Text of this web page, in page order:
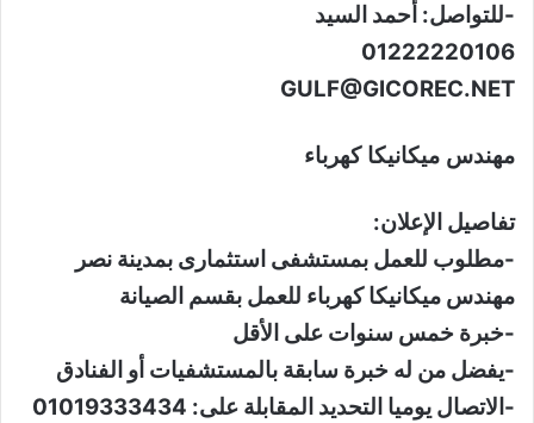
-للتواصل: أحمد السيد
01222220106
GULF@GICOREC.NET
مهندس ميكانيكا كهرباء
تفاصيل الإعلان:
-مطلوب للعمل بمستشفى استثمارى بمدينة نصر
مهندس ميكانيكا كهرباء للعمل بقسم الصيانة
-خبرة خمس سنوات على الأقل
-يفضل من له خبرة سابقة بالمستشفيات أو الفنادق
-الاتصال يوميا التحديد المقابلة على: 01019333434